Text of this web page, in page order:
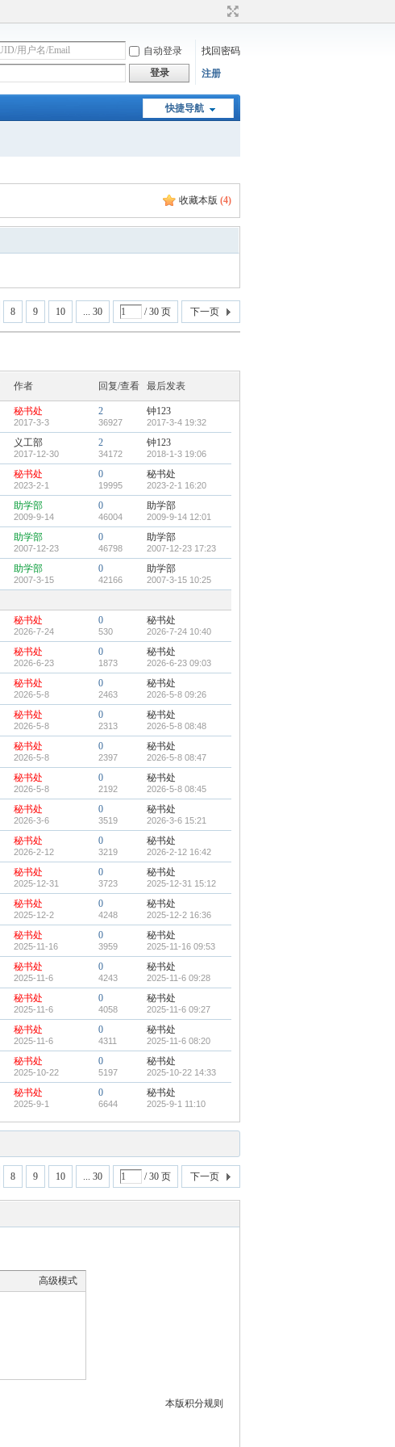
自动登录
找回密码
登录 注册
快捷导航
收藏本版 (4)
8 9 10 ... 30 / 30 页 下一页
作者 回复/查看 最后发表
秘书处
2017-3-3
2
36927
钟123
2017-3-4 19:32
义工部
2017-12-30
2
34172
钟123
2018-1-3 19:06
秘书处
2023-2-1
0
19995
秘书处
2023-2-1 16:20
助学部
2009-9-14
0
46004
助学部
2009-9-14 12:01
助学部
2007-12-23
0
46798
助学部
2007-12-23 17:23
助学部
2007-3-15
0
42166
助学部
2007-3-15 10:25
秘书处
2026-7-24
0
530
秘书处
2026-7-24 10:40
秘书处
2026-6-23
0
1873
秘书处
2026-6-23 09:03
秘书处
2026-5-8
0
2463
秘书处
2026-5-8 09:26
秘书处
2026-5-8
0
2313
秘书处
2026-5-8 08:48
秘书处
2026-5-8
0
2397
秘书处
2026-5-8 08:47
秘书处
2026-5-8
0
2192
秘书处
2026-5-8 08:45
秘书处
2026-3-6
0
3519
秘书处
2026-3-6 15:21
秘书处
2026-2-12
0
3219
秘书处
2026-2-12 16:42
秘书处
2025-12-31
0
3723
秘书处
2025-12-31 15:12
秘书处
2025-12-2
0
4248
秘书处
2025-12-2 16:36
秘书处
2025-11-16
0
3959
秘书处
2025-11-16 09:53
秘书处
2025-11-6
0
4243
秘书处
2025-11-6 09:28
秘书处
2025-11-6
0
4058
秘书处
2025-11-6 09:27
秘书处
2025-11-6
0
4311
秘书处
2025-11-6 08:20
秘书处
2025-10-22
0
5197
秘书处
2025-10-22 14:33
秘书处
2025-9-1
0
6644
秘书处
2025-9-1 11:10
8 9 10 ... 30 / 30 页 下一页
高级模式
本版积分规则